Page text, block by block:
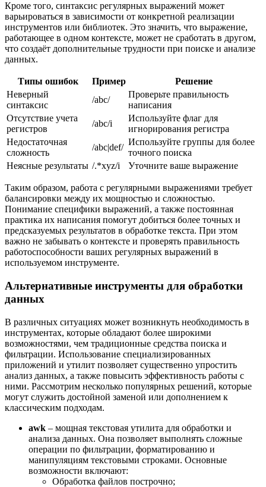
Кроме того, синтаксис регулярных выражений может
варьироваться в зависимости от конкретной реализации
инструментов или библиотек. Это значить, что выражение,
работающее в одном контексте, может не сработать в другом,
что создаёт дополнительные трудности при поиске и анализе
данных.
Типы ошибок Пример
Решение
Неверный
синтаксис
/abc/
Проверьте правильность
написания
Отсутствие учета
регистров
/abc/i
Используйте флаг для
игнорирования регистра
Недостаточная
сложность
/abc|def/
Используйте группы для более
точного поиска
Неясные результаты /.*xyz/i Уточните ваше выражение
Таким образом, работа с регулярными выражениями требует
балансировки между их мощностью и сложностью.
Понимание специфики выражений, а также постоянная
практика их написания помогут добиться более точных и
предсказуемых результатов в обработке текста. При этом
важно не забывать о контексте и проверять правильность
работоспособности ваших регулярных выражений в
используемом инструменте.
Альтернативные инструменты для обработки
данных
В различных ситуациях может возникнуть необходимость в
инструментах, которые обладают более широкими
возможностями, чем традиционные средства поиска и
фильтрации. Использование специализированных
приложений и утилит позволяет существенно упростить
анализ данных, а также повысить эффективность работы с
ними. Рассмотрим несколько популярных решений, которые
могут служить достойной заменой или дополнением к
классическим подходам.
awk – мощная текстовая утилита для обработки и
анализа данных. Она позволяет выполнять сложные
операции по фильтрации, форматированию и
манипуляциям текстовыми строками. Основные
возможности включают:
Обработка файлов построчно;